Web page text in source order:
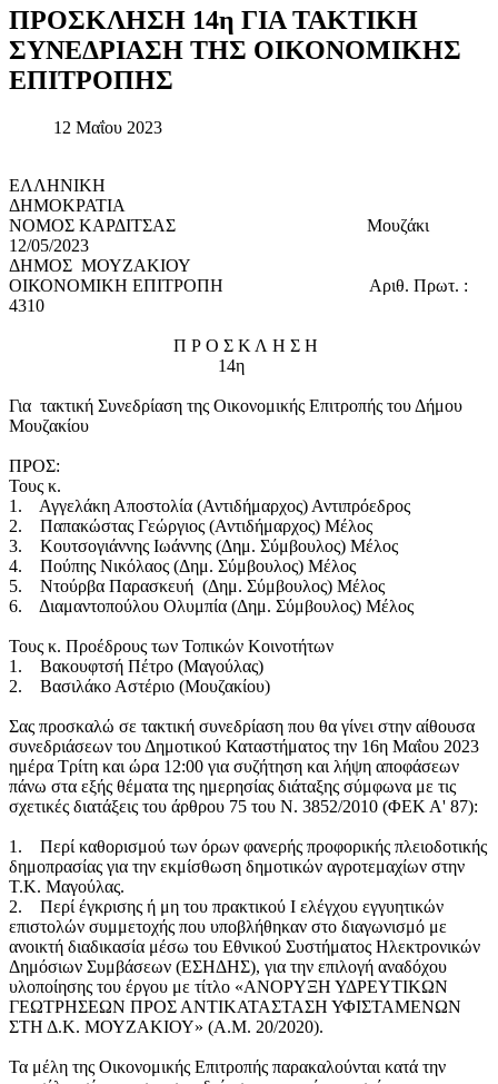
ΠΡΟΣΚΛΗΣΗ 14η ΓΙΑ ΤΑΚΤΙΚΗ
ΣΥΝΕΔΡΙΑΣΗ ΤΗΣ ΟΙΚΟΝΟΜΙΚΗΣ
ΕΠΙΤΡΟΠΗΣ
12 Μαΐου 2023
ΕΛΛΗΝΙΚΗ
ΔΗΜΟΚΡΑΤΙΑ
ΝΟΜΟΣ ΚΑΡΔΙΤΣΑΣ Μουζάκι
12/05/2023
ΔΗΜΟΣ ΜΟΥΖΑΚΙΟΥ
ΟΙΚΟΝΟΜΙΚΗ ΕΠΙΤΡΟΠΗ Αριθ. Πρωτ. :
4310
Π Ρ Ο Σ Κ Λ Η Σ Η
14η
Για τακτική Συνεδρίαση της Οικονομικής Επιτροπής του Δήμου
Μουζακίου
ΠΡΟΣ:
Τους κ.
1. Αγγελάκη Αποστολία (Αντιδήμαρχος) Αντιπρόεδρος
2. Παπακώστας Γεώργιος (Αντιδήμαρχος) Μέλος
3. Κουτσογιάννης Ιωάννης (Δημ. Σύμβουλος) Μέλος
4. Πούπης Νικόλαος (Δημ. Σύμβουλος) Μέλος
5. Ντούρβα Παρασκευή (Δημ. Σύμβουλος) Μέλος
6. Διαμαντοπούλου Ολυμπία (Δημ. Σύμβουλος) Μέλος
Τους κ. Προέδρους των Τοπικών Κοινοτήτων
1. Βακουφτσή Πέτρο (Μαγούλας)
2. Βασιλάκο Αστέριο (Μουζακίου)
Σας προσκαλώ σε τακτική συνεδρίαση που θα γίνει στην αίθουσα
συνεδριάσεων του Δημοτικού Καταστήματος την 16η Μαΐου 2023
ημέρα Τρίτη και ώρα 12:00 για συζήτηση και λήψη αποφάσεων
πάνω στα εξής θέματα της ημερησίας διάταξης σύμφωνα με τις
σχετικές διατάξεις του άρθρου 75 του Ν. 3852/2010 (ΦΕΚ Α' 87):
1. Περί καθορισμού των όρων φανερής προφορικής πλειοδοτικής
δημοπρασίας για την εκμίσθωση δημοτικών αγροτεμαχίων στην
Τ.Κ. Μαγούλας.
2. Περί έγκρισης ή μη του πρακτικού Ι ελέγχου εγγυητικών
επιστολών συμμετοχής που υποβλήθηκαν στο διαγωνισμό με
ανοικτή διαδικασία μέσω του Εθνικού Συστήματος Ηλεκτρονικών
Δημόσιων Συμβάσεων (ΕΣΗΔΗΣ), για την επιλογή αναδόχου
υλοποίησης του έργου με τίτλο «ΑΝΟΡΥΞΗ ΥΔΡΕΥΤΙΚΩΝ
ΓΕΩΤΡΗΣΕΩΝ ΠΡΟΣ ΑΝΤΙΚΑΤΑΣΤΑΣΗ ΥΦΙΣΤΑΜΕΝΩΝ
ΣΤΗ Δ.Κ. ΜΟΥΖΑΚΙΟΥ» (Α.Μ. 20/2020).
Τα μέλη της Οικονομικής Επιτροπής παρακαλούνται κατά την